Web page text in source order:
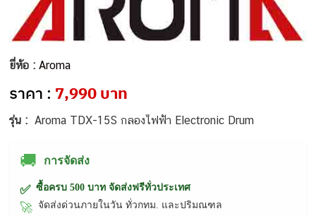
ยี่ห้อ :Aroma
ราคา : 7,990 บาท
รุ่น :Aroma TDX-15S กลองไฟฟ้า Electronic Drum
🚚 การจัดส่ง
✅ ซื้อครบ 500 บาท จัดส่งฟรีทั่วประเทศ
🚀 จัดส่งด่วนภายในวัน ทั่วกทม. และปริมณฑล